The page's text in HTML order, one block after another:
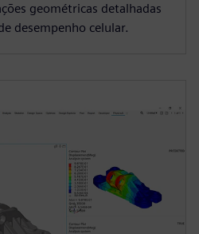
geométricas detalhadas
desempenho celular.